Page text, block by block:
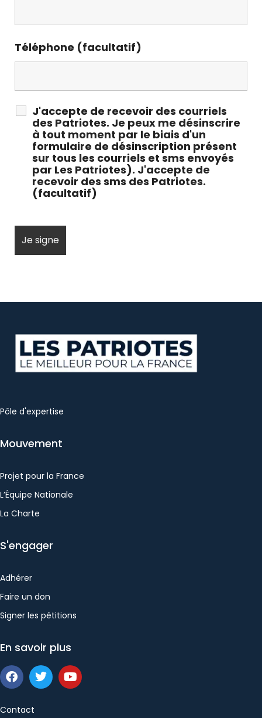
Téléphone (facultatif)
J'accepte de recevoir des courriels
des Patriotes. Je peux me désinscrire
à tout moment par le biais d'un
formulaire de désinscription présent
sur tous les courriels et sms envoyés
par Les Patriotes). J'accepte de
recevoir des sms des Patriotes.
(facultatif)
Pôle d'expertise
Mouvement
Projet pour la France
L’Équipe Nationale
La Charte
S'engager
Adhérer
Faire un don
Signer les pétitions
En savoir plus
Contact